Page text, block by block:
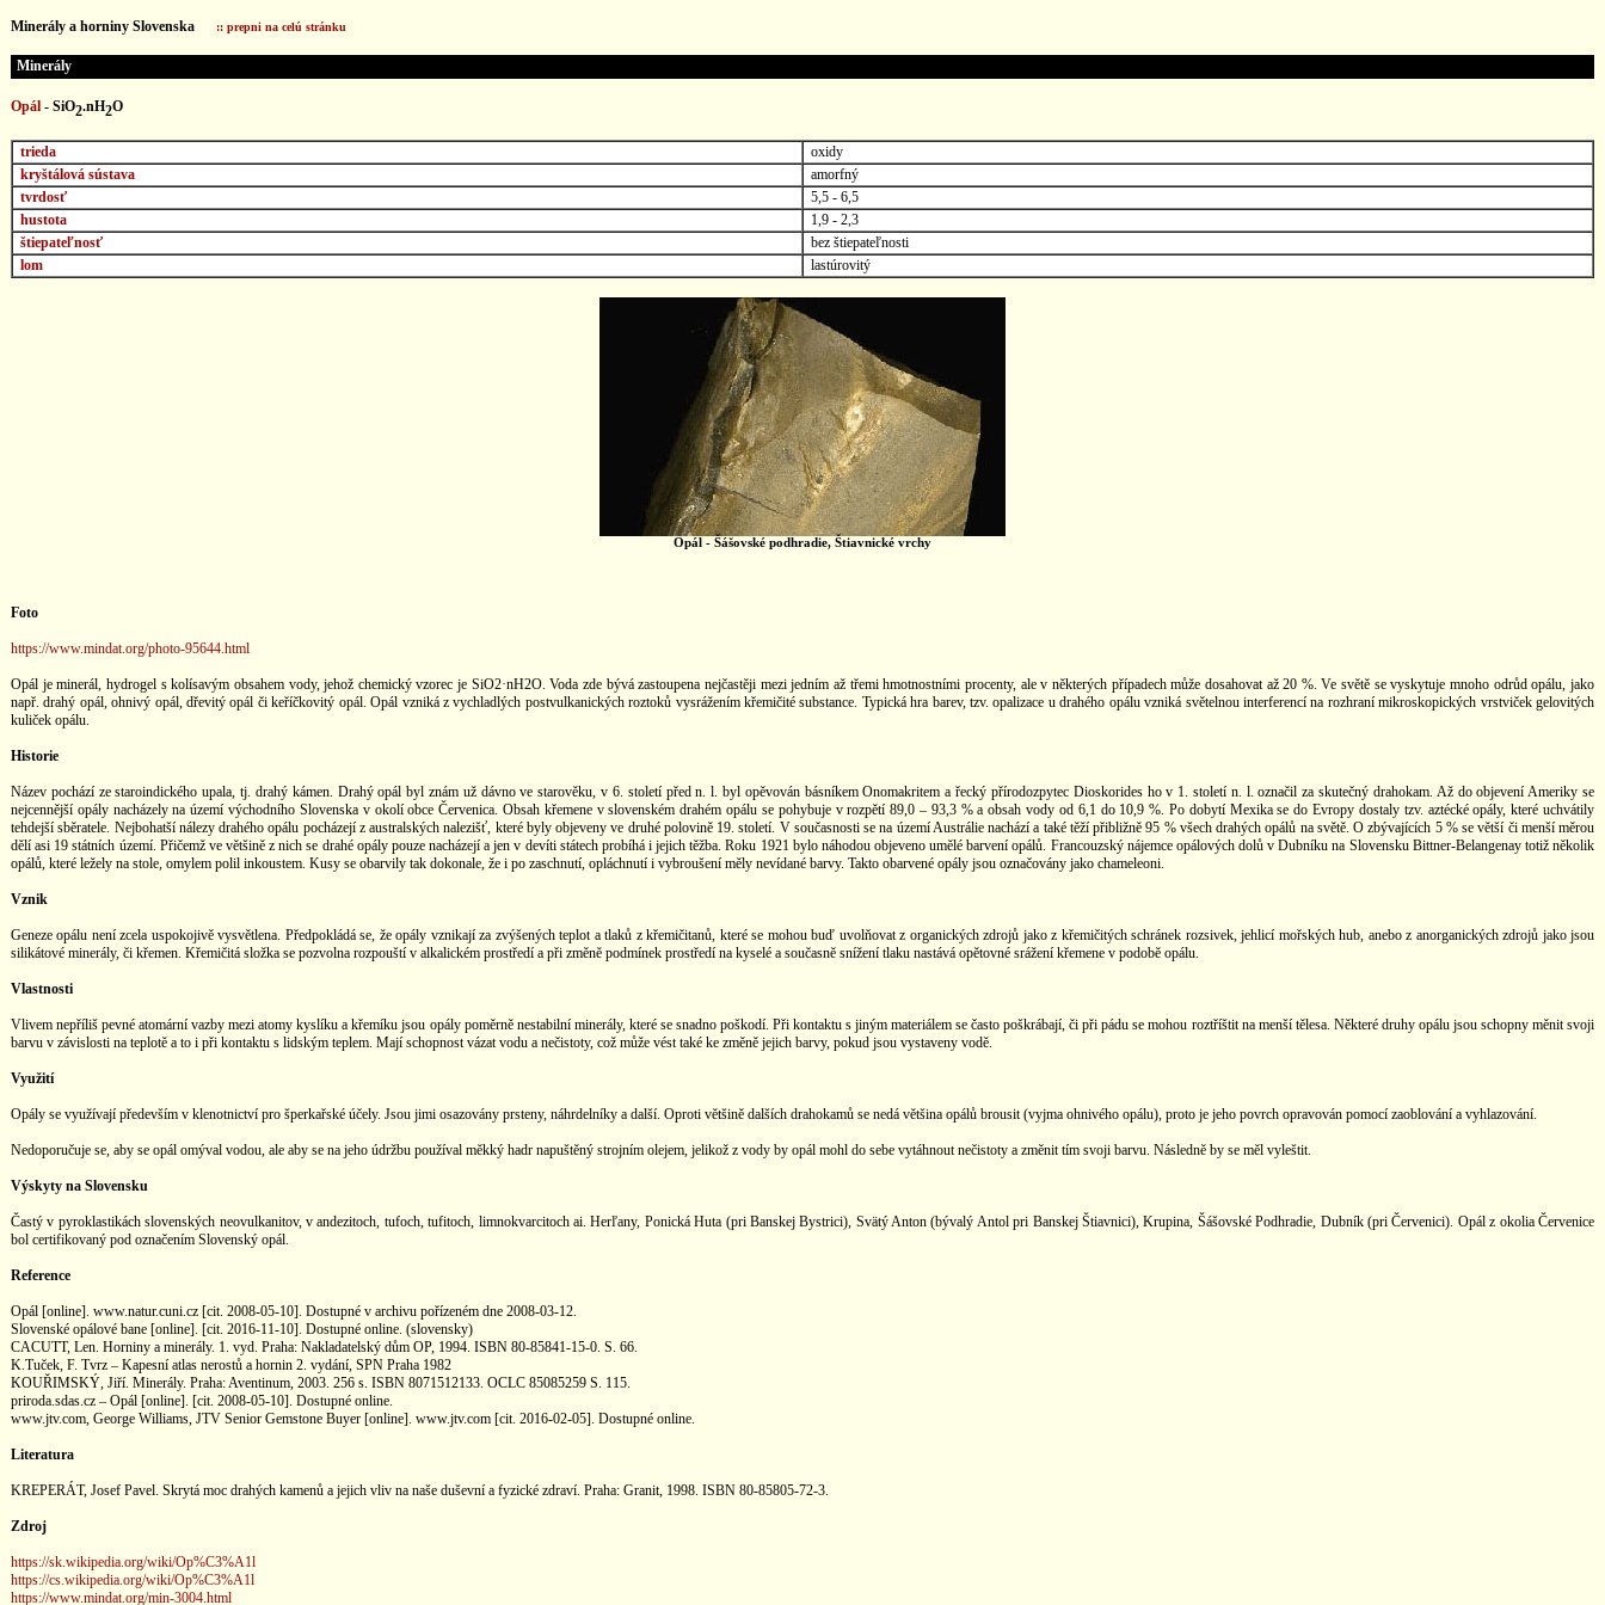
Minerály a horniny Slovenska
:: prepni na celú stránku
Minerály
Opál - SiO2.nH2O
trieda
oxidy
kryštálová sústava
amorfný
tvrdosť
5,5 - 6,5
hustota
1,9 - 2,3
štiepateľnosť
bez štiepateľnosti
lom
lastúrovitý
Opál - Šášovské podhradie, Štiavnické vrchy
Foto
https://www.mindat.org/photo-95644.html
Opál je minerál, hydrogel s kolísavým obsahem vody, jehož chemický vzorec je SiO2·nH2O. Voda zde bývá zastoupena nejčastěji mezi jedním až třemi hmotnostními procenty, ale v některých případech může dosahovat až 20 %. Ve světě se vyskytuje mnoho odrůd opálu, jako
např. drahý opál, ohnivý opál, dřevitý opál či keříčkovitý opál. Opál vzniká z vychladlých postvulkanických roztoků vysrážením křemičité substance. Typická hra barev, tzv. opalizace u drahého opálu vzniká světelnou interferencí na rozhraní mikroskopických vrstviček gelovitých
kuliček opálu.
Historie
Název pochází ze staroindického upala, tj. drahý kámen. Drahý opál byl znám už dávno ve starověku, v 6. století před n. l. byl opěvován básníkem Onomakritem a řecký přírodozpytec Dioskorides ho v 1. století n. l. označil za skutečný drahokam. Až do objevení Ameriky se
nejcennější opály nacházely na území východního Slovenska v okolí obce Červenica. Obsah křemene v slovenském drahém opálu se pohybuje v rozpětí 89,0 – 93,3 % a obsah vody od 6,1 do 10,9 %. Po dobytí Mexika se do Evropy dostaly tzv. aztécké opály, které uchvátily
tehdejší sběratele. Nejbohatší nálezy drahého opálu pocházejí z australských nalezišť, které byly objeveny ve druhé polovině 19. století. V současnosti se na území Austrálie nachází a také těží přibližně 95 % všech drahých opálů na světě. O zbývajících 5 % se větší či menší měrou
dělí asi 19 státních území. Přičemž ve většině z nich se drahé opály pouze nacházejí a jen v devíti státech probíhá i jejich těžba. Roku 1921 bylo náhodou objeveno umělé barvení opálů. Francouzský nájemce opálových dolů v Dubníku na Slovensku Bittner-Belangenay totiž několik
opálů, které ležely na stole, omylem polil inkoustem. Kusy se obarvily tak dokonale, že i po zaschnutí, opláchnutí i vybroušení měly nevídané barvy. Takto obarvené opály jsou označovány jako chameleoni.
Vznik
Geneze opálu není zcela uspokojivě vysvětlena. Předpokládá se, že opály vznikají za zvýšených teplot a tlaků z křemičitanů, které se mohou buď uvolňovat z organických zdrojů jako z křemičitých schránek rozsivek, jehlicí mořských hub, anebo z anorganických zdrojů jako jsou
silikátové minerály, či křemen. Křemičitá složka se pozvolna rozpouští v alkalickém prostředí a při změně podmínek prostředí na kyselé a současně snížení tlaku nastává opětovné srážení křemene v podobě opálu.
Vlastnosti
Vlivem nepříliš pevné atomární vazby mezi atomy kyslíku a křemíku jsou opály poměrně nestabilní minerály, které se snadno poškodí. Při kontaktu s jiným materiálem se často poškrábají, či při pádu se mohou roztříštit na menší tělesa. Některé druhy opálu jsou schopny měnit svoji
barvu v závislosti na teplotě a to i při kontaktu s lidským teplem. Mají schopnost vázat vodu a nečistoty, což může vést také ke změně jejich barvy, pokud jsou vystaveny vodě.
Využití
Opály se využívají především v klenotnictví pro šperkařské účely. Jsou jimi osazovány prsteny, náhrdelníky a další. Oproti většině dalších drahokamů se nedá většina opálů brousit (vyjma ohnivého opálu), proto je jeho povrch opravován pomocí zaoblování a vyhlazování.
Nedoporučuje se, aby se opál omýval vodou, ale aby se na jeho údržbu používal měkký hadr napuštěný strojním olejem, jelikož z vody by opál mohl do sebe vytáhnout nečistoty a změnit tím svoji barvu. Následně by se měl vyleštit.
Výskyty na Slovensku
Častý v pyroklastikách slovenských neovulkanitov, v andezitoch, tufoch, tufitoch, limnokvarcitoch ai. Herľany, Ponická Huta (pri Banskej Bystrici), Svätý Anton (bývalý Antol pri Banskej Štiavnici), Krupina, Šášovské Podhradie, Dubník (pri Červenici). Opál z okolia Červenice
bol certifikovaný pod označením Slovenský opál.
Reference
Opál [online]. www.natur.cuni.cz [cit. 2008-05-10]. Dostupné v archivu pořízeném dne 2008-03-12.
Slovenské opálové bane [online]. [cit. 2016-11-10]. Dostupné online. (slovensky)
CACUTT, Len. Horniny a minerály. 1. vyd. Praha: Nakladatelský dům OP, 1994. ISBN 80-85841-15-0. S. 66.
K.Tuček, F. Tvrz – Kapesní atlas nerostů a hornin 2. vydání, SPN Praha 1982
KOUŘIMSKÝ, Jiří. Minerály. Praha: Aventinum, 2003. 256 s. ISBN 8071512133. OCLC 85085259 S. 115.
priroda.sdas.cz – Opál [online]. [cit. 2008-05-10]. Dostupné online.
www.jtv.com, George Williams, JTV Senior Gemstone Buyer [online]. www.jtv.com [cit. 2016-02-05]. Dostupné online.
Literatura
KREPERÁT, Josef Pavel. Skrytá moc drahých kamenů a jejich vliv na naše duševní a fyzické zdraví. Praha: Granit, 1998. ISBN 80-85805-72-3.
Zdroj
https://sk.wikipedia.org/wiki/Op%C3%A1l
https://cs.wikipedia.org/wiki/Op%C3%A1l
https://www.mindat.org/min-3004.html